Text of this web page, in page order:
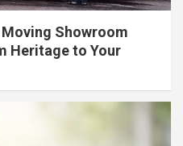
Moving Showroom
Heritage to Your